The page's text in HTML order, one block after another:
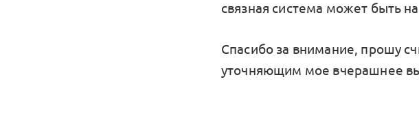
связная система может быть
Спасибо за внимание, прошу
уточняющим мое вчерашнее